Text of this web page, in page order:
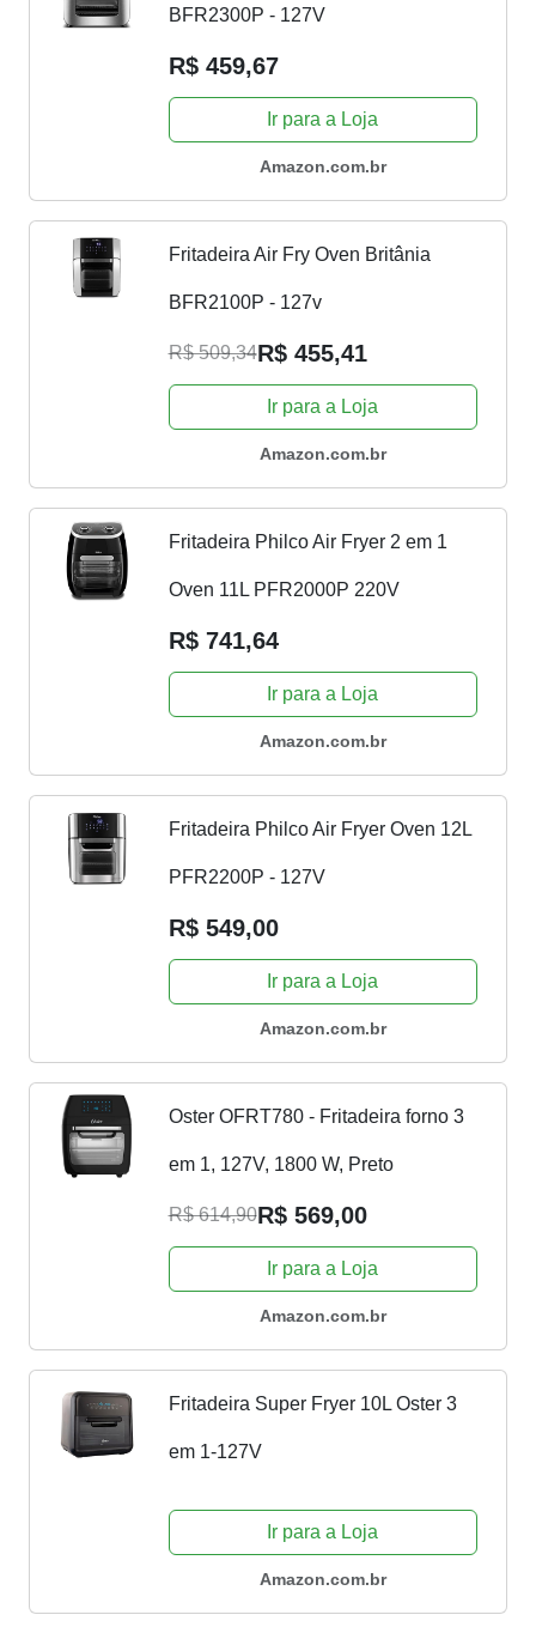
BFR2300P - 127V
R$ 459,67
Ir para a Loja
Amazon.com.br
Fritadeira Air Fry Oven Britânia
BFR2100P - 127v
R$ 509,34R$ 455,41
Ir para a Loja
Amazon.com.br
Fritadeira Philco Air Fryer 2 em 1
Oven 11L PFR2000P 220V
R$ 741,64
Ir para a Loja
Amazon.com.br
Fritadeira Philco Air Fryer Oven 12L
PFR2200P - 127V
R$ 549,00
Ir para a Loja
Amazon.com.br
Oster OFRT780 - Fritadeira forno 3
em 1, 127V, 1800 W, ‎Preto
R$ 614,90R$ 569,00
Ir para a Loja
Amazon.com.br
Fritadeira Super Fryer 10L Oster 3
em 1-127V
Ir para a Loja
Amazon.com.br